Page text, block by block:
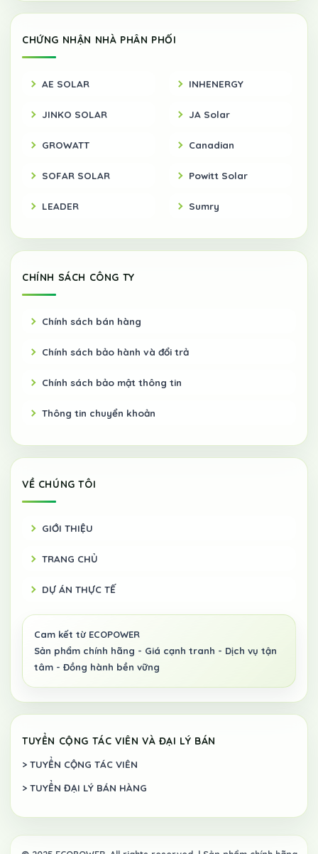
CHỨNG NHẬN NHÀ PHÂN PHỐI
AE SOLAR
JINKO SOLAR
GROWATT
SOFAR SOLAR
LEADER
INHENERGY
JA Solar
Canadian
Powitt Solar
Sumry
CHÍNH SÁCH CÔNG TY
Chính sách bán hàng
Chính sách bảo hành và đổi trả
Chính sách bảo mật thông tin
Thông tin chuyển khoản
VỀ CHÚNG TÔI
GIỚI THIỆU
TRANG CHỦ
DỰ ÁN THỰC TẾ
TUYỂN CỘNG TÁC VIÊN VÀ ĐẠI LÝ BÁN
> TUYỂN CỘNG TÁC VIÊN
> TUYỂN ĐẠI LÝ BÁN HÀNG